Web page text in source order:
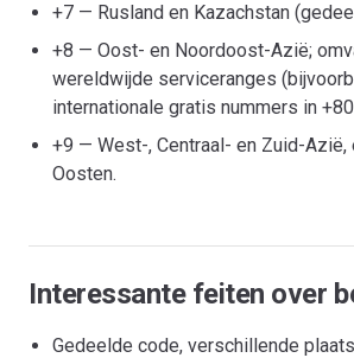
+7 — Rusland en Kazachstan
+8 — Oost- en Noordoost-Azië;
wereldwijde serviceranges
internationale gratis nummers in
+9 — West-, Centraal- en Zuid-Azië,
Oosten.
Interessante feiten over
Gedeelde code, verschillende